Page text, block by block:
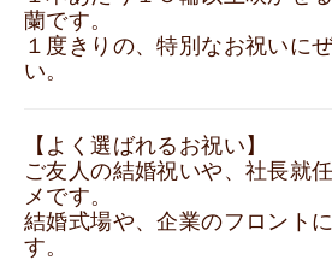
蘭です。
１度きりの、特別なお祝いに
い。
【よく選ばれるお祝い】
ご友人の結婚祝いや、社長就
メです。
結婚式場や、企業のフロント
す。